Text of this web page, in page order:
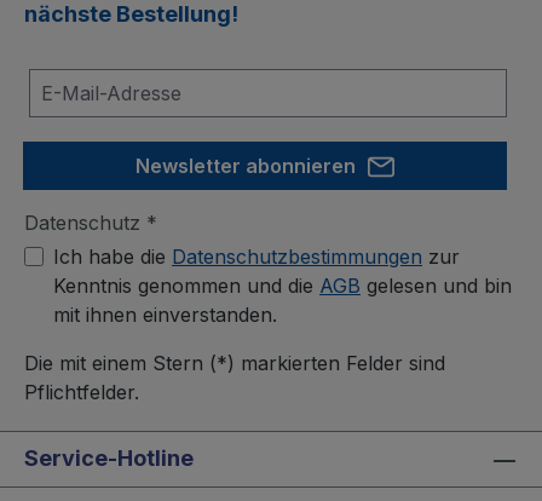
nächste Bestellung!
Newsletter abonnieren
Datenschutz *
Ich habe die Datenschutzbestimmungen zur
Kenntnis genommen und die AGB gelesen und bin
mit ihnen einverstanden.
Die mit einem Stern (*) markierten Felder sind
Pflichtfelder.
Service-Hotline